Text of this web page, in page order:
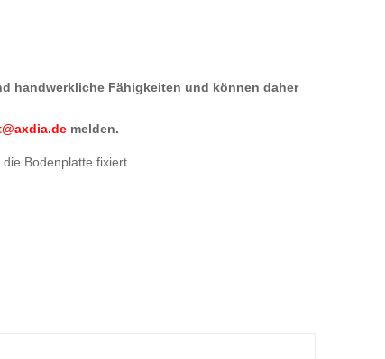
handwerkliche Fähigkeiten und können daher
melden.
Bodenplatte fixiert